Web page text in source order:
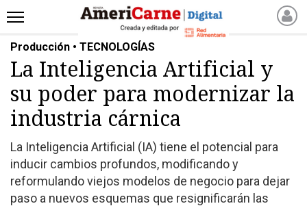
INICIO
NOTICIAS RECIENTES
NOTICIAS
ARTICULOS
PROCESO
PRODUCTO
NUEVOS PRODUCTOS
Producción • TECNOLOGÍAS
La Inteligencia Artificial y
su poder para modernizar la
industria cárnica
La Inteligencia Artificial (IA) tiene el potencial para
inducir cambios profundos, modificando y
reformulando viejos modelos de negocio para dejar
paso a nuevos esquemas que resignificarán las